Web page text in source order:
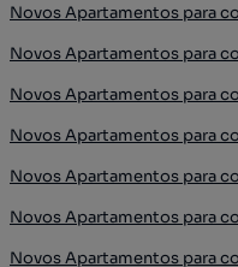
Novos Apartamentos para
Novos Apartamentos para
Novos Apartamentos para
Novos Apartamentos para
Novos Apartamentos para
Novos Apartamentos para
Novos Apartamentos para